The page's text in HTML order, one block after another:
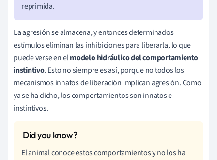
reprimida.
La agresión se almacena, y entonces determinados
estímulos eliminan las inhibiciones para liberarla, lo que
puede verse en elmodelo hidráulico del comportamiento
instintivo. Esto no siempre es así, porque no todos los
mecanismos innatos de liberación implican agresión. Como
ya se ha dicho, los comportamientos son innatos e
instintivos.
El animal conoce estos comportamientos y no los ha